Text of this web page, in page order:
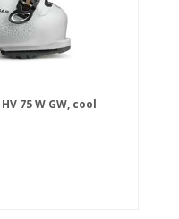
75 W GW, cool